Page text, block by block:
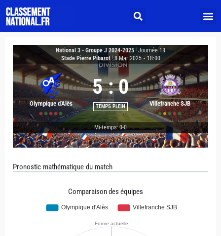
National 3 - Groupe J 2024-2025 Journée 18
Stade Pierre Pibarot 8 Mar 2025 - 18:00
Olympique d'Alès
5 : 0
TEMPS PLEIN Villefranche SJB
Mi-temps: 0-0
Pronostic mathématique du match
Comparaison des équipes